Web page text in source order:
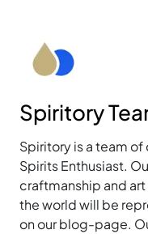
Spiritory
Spiritory is a team
Spirits Enthusiast.
craftmanship and
the world will be
on our blog-page.